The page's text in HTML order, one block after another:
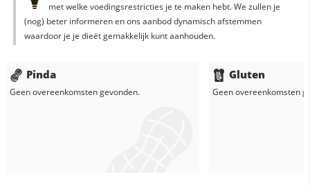
met welke voedingsrestricties je te maken hebt. We zullen je
(nog) beter informeren en ons aanbod dynamisch afstemmen
waardoor je je dieët gemakkelijk kunt aanhouden.
Pinda
Geen overeenkomsten gevonden.
Gluten
Geen overeenkomsten